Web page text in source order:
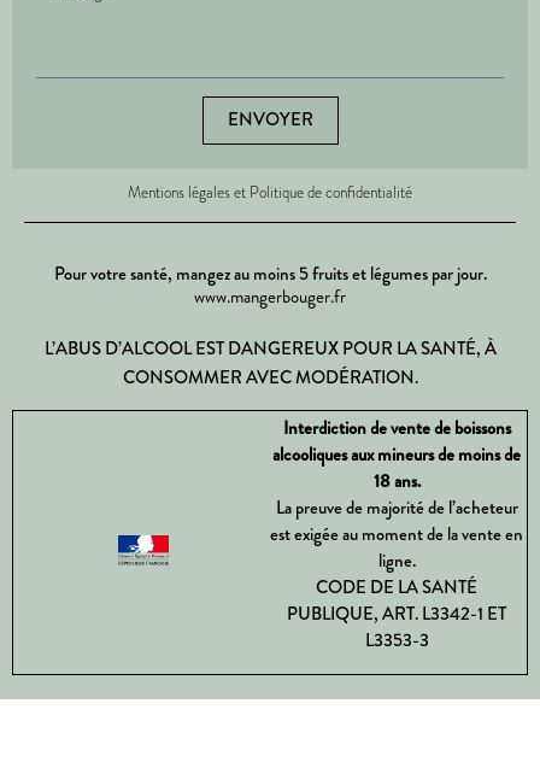
ENVOYER
Mentions légales et Politique de confidentialité
Pour votre santé, mangez au moins 5 fruits et légumes par jour.
www.mangerbouger.fr
L’ABUS D’ALCOOL EST DANGEREUX POUR LA SANTÉ, À
CONSOMMER AVEC MODÉRATION.
Interdiction de vente de boissons
alcooliques aux mineurs de moins de
18 ans.
La preuve de majorité de l’acheteur
est exigée au moment de la vente en
ligne.
CODE DE LA SANTÉ
PUBLIQUE, ART. L3342-1 ET
L3353-3